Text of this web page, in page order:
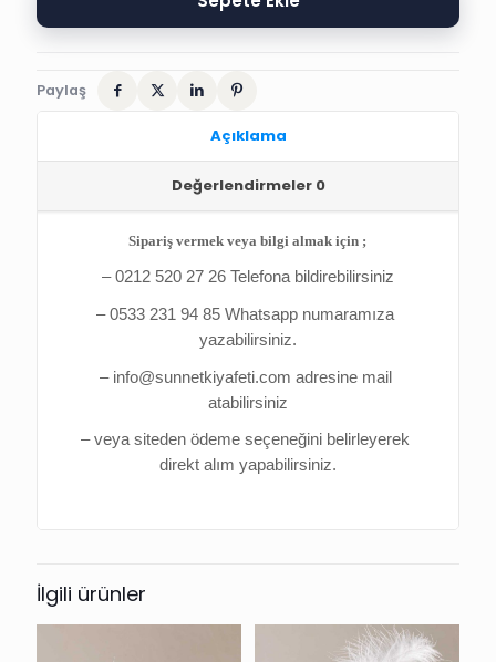
TÜL
Paylaş
Açıklama
Değerlendirmeler 0
Sipariş vermek veya bilgi almak için ;
– 0212 520 27 26 Telefona bildirebilirsiniz
– 0533 231 94 85 Whatsapp numaramıza
yazabilirsiniz.
– info@sunnetkiyafeti.com adresine mail
atabilirsiniz
– veya siteden ödeme seçeneğini belirleyerek
direkt alım yapabilirsiniz.
İlgili ürünler